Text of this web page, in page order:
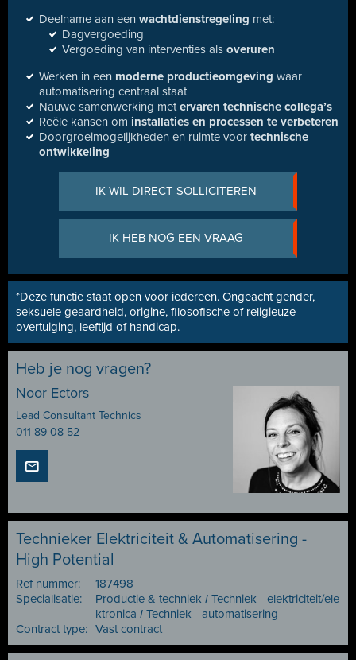
Deelname aan een wachtdienstregeling met:
Dagvergoeding
Vergoeding van interventies als overuren
Werken in een moderne productieomgeving waar
automatisering centraal staat
Nauwe samenwerking metervaren technische collega’s
Reële kansen om installaties en processen te verbeteren
Doorgroeimogelijkheden en ruimte voor technische
ontwikkeling
IK WIL DIRECT SOLLICITEREN
IK HEB NOG EEN VRAAG
*Deze functie staat open voor iedereen. Ongeacht gender,
seksuele geaardheid, origine, filosofische of religieuze
overtuiging, leeftijd of handicap.
Heb je nog vragen?
Noor Ectors
Lead Consultant Technics
011 89 08 52
Technieker Elektriciteit & Automatisering -
High Potential
Ref nummer:
187498
Specialisatie:
Productie & techniek I Techniek - elektriciteit/ele
ktronica I Techniek - automatisering
Contract type: Vast contract